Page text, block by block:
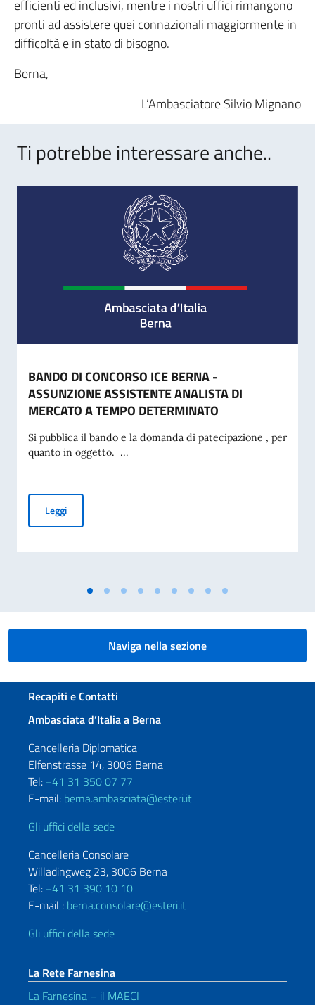
efficienti ed inclusivi, mentre i nostri uffici rimangono
pronti ad assistere quei connazionali maggiormente in
difficoltà e in stato di bisogno.
Berna,
L’Ambasciatore Silvio Mignano
Ti potrebbe interessare anche..
BANDO DI CONCORSO ICE BERNA -
ASSUNZIONE ASSISTENTE ANALISTA DI
MERCATO A TEMPO DETERMINATO
Si pubblica il bando e la domanda di patecipazione , per
quanto in oggetto. ...
LeggiBANDO DI CONCORSO ICE BERNA - ASSUNZIONE
Naviga nella sezione
Sezione footer
Recapiti e Contatti
Ambasciata d’Italia a Berna
Cancelleria Diplomatica
Elfenstrasse 14, 3006 Berna
Tel: +41 31 350 07 77
E-mail: berna.ambasciata@esteri.it
Gli uffici della sede
Cancelleria Consolare
Willadingweg 23, 3006 Berna
Tel: +41 31 390 10 10
E-mail : berna.consolare@esteri.it
Gli uffici della sede
La Rete Farnesina
La Farnesina – il MAECI